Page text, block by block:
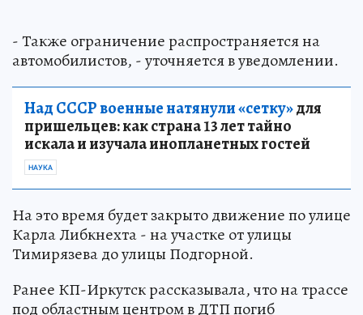
- Также ограничение распространяется на
автомобилистов, - уточняется в уведомлении.
Над СССР военные натянули «сетку»для
пришельцев: как страна 13 лет тайно
искала и изучала инопланетных гостей
НАУКА
На это время будет закрыто движение по улице
Карла Либкнехта - на участке от улицы
Тимирязева до улицы Подгорной.
Ранее КП-Иркутск рассказывала, что на трассе
под областным центром в ДТП погиб